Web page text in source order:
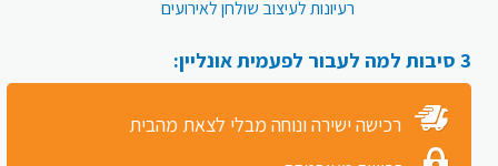
רעיונות לעיצוב שולחן לאירועים
3 סיבות למה לעבור לפעמית אונליין:
רכישה ישירה ונוחה מבלי לצאת מהבית